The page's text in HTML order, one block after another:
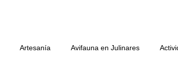
Artesanía Avifauna en Julinares